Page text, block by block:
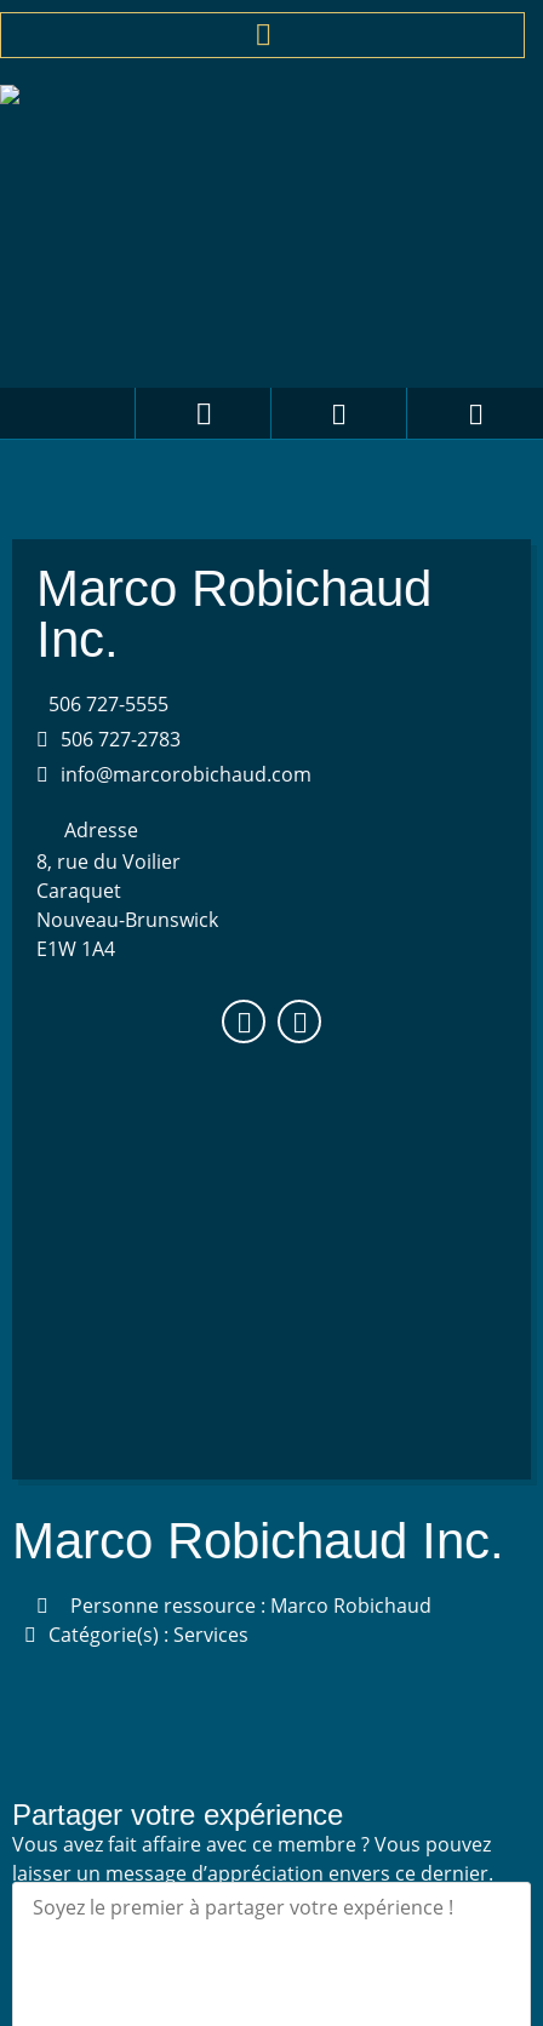
Marco Robichaud
Inc.
506 727-5555
506 727-2783
info@marcorobichaud.com
Adresse
8, rue du Voilier
Caraquet
Nouveau-Brunswick
E1W 1A4
Marco Robichaud Inc.
Personne ressource : Marco Robichaud
Catégorie(s) : Services
Partager votre expérience
Vous avez fait affaire avec ce membre ? Vous pouvez
laisser un message d’appréciation envers ce dernier.